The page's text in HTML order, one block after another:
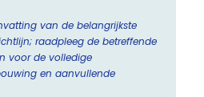
van de belangrijkste
raadpleeg de betreffende
voor de volledige
en aanvullende